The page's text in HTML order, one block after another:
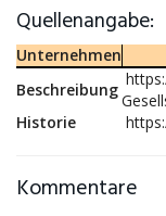
Quellenangabe:
Unternehmen
Beschreibung
Historie
Kommentare